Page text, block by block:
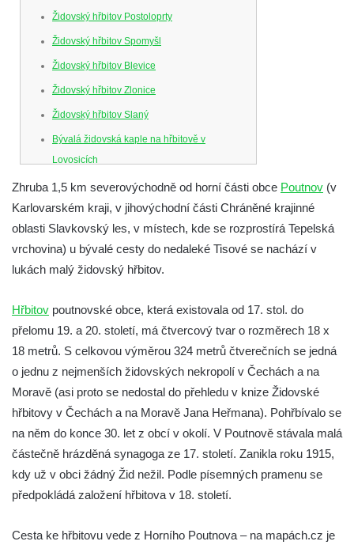
Židovský hřbitov Postoloprty
Židovský hřbitov Spomyšl
Židovský hřbitov Blevice
Židovský hřbitov Zlonice
Židovský hřbitov Slaný
Bývalá židovská kaple na hřbitově v
Lovosicích
Nový židovský hřbitov Lovosice
Židovský hřbitov Litoměřice
Židovský hřbitov Bílina
Židovský hřbitov Radouň
Židovský hřbitov Libochovice
Židovský hřbitov Čížkovice
Židovský hřbitov Terezín II.
Židovský hřbitov Terezín I.
Nový židovský hřbitov Roudnice nad
Starý židovský hřbitov Roudnice nad
Labem
Nový židovský hřbitov Hořice
Zhruba 1,5 km severovýchodně od horní části obce Poutnov (v
Karlovarském kraji, v jihovýchodní části Chráněné krajinné
oblasti Slavkovský les, v místech, kde se rozprostírá Tepelská
vrchovina) u bývalé cesty do nedaleké Tisové se nachází v
lukách malý židovský hřbitov.
Hřbitov poutnovské obce, která existovala od 17. stol. do
přelomu 19. a 20. století, má čtvercový tvar o rozměrech 18 x
18 metrů. S celkovou výměrou 324 metrů čtverečních se jedná
o jednu z nejmenších židovských nekropolí v Čechách a na
Moravě (asi proto se nedostal do přehledu v knize Židovské
hřbitovy v Čechách a na Moravě Jana Heřmana). Pohřbívalo se
na něm do konce 30. let z obcí v okolí. V Poutnově stávala malá
částečně hrázděná synagoga ze 17. století. Zanikla roku 1915,
kdy už v obci žádný Žid nežil. Podle písemných pramenu se
předpokládá založení hřbitova v 18. století.
Cesta ke hřbitovu vede z Horního Poutnova – na mapách.cz je